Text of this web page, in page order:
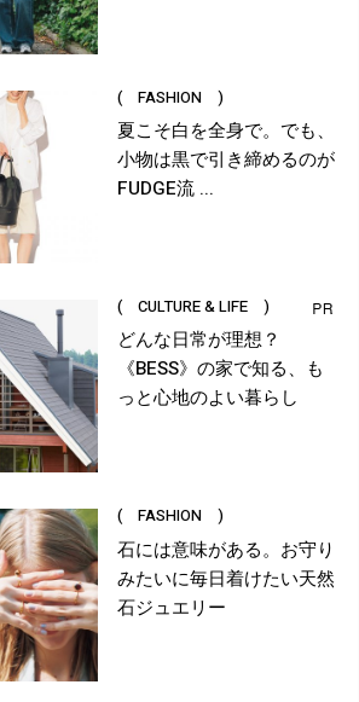
( FASHION )
夏こそ白を全身で。でも、
小物は黒で引き締めるのが
FUDGE流 ...
( CULTURE & LIFE )
どんな日常が理想？
《BESS》の家で知る、も
っと心地のよい暮らし
( FASHION )
石には意味がある。お守り
みたいに毎日着けたい天然
石ジュエリー